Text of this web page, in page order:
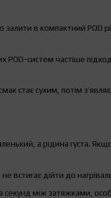
в компактний POD
POD-систем частіше
сухим, потім
а рідина густа.
встигає дійти до
секунд між затяжками,